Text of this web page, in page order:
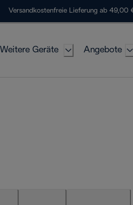
Versandkostenfreie Lieferung ab 49,00
Weitere Geräte Angebote